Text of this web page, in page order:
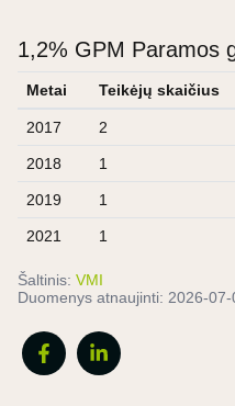
1,2% GPM Paramos
Metai Teikėjų skaičius
2017 2
2018 1
2019 1
2021 1
Šaltinis: VMI
Duomenys atnaujinti: 2026-07-